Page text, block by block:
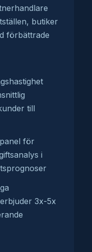
butiker
förbättrade
till
för
i
3x-5x